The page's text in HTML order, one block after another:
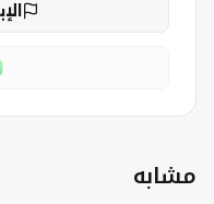
مشابه